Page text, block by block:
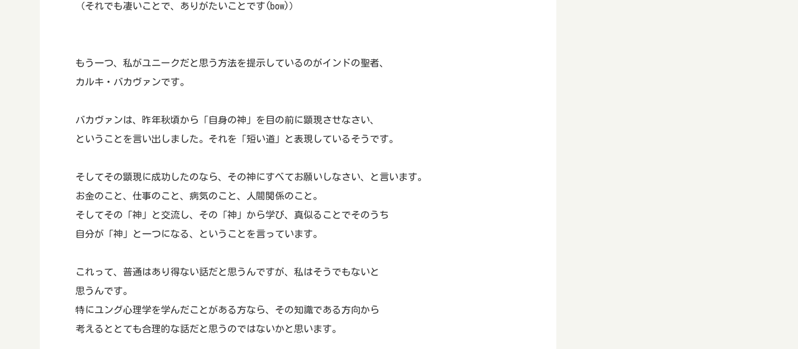
（それでも凄いことで、ありがたいことです(bow)）
もう一つ、私がユニークだと思う方法を提示しているのがインドの聖者、
カルキ・バカヴァンです。
バカヴァンは、昨年秋頃から「自身の神」を目の前に顕現させなさい、
ということを言い出しました。それを「短い道」と表現しているそうです。
そしてその顕現に成功したのなら、その神にすべてお願いしなさい、と言います。
お金のこと、仕事のこと、病気のこと、人間関係のこと。
そしてその「神」と交流し、その「神」から学び、真似ることでそのうち
自分が「神」と一つになる、ということを言っています。
これって、普通はあり得ない話だと思うんですが、私はそうでもないと
思うんです。
特にユング心理学を学んだことがある方なら、その知識である方向から
考えるととても合理的な話だと思うのではないかと思います。